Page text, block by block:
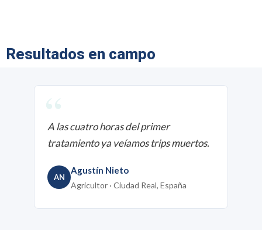
Resultados en campo
“
A las cuatro horas del primer
tratamiento ya veíamos trips muertos.
AN
Agustín Nieto
Agricultor · Ciudad Real, España